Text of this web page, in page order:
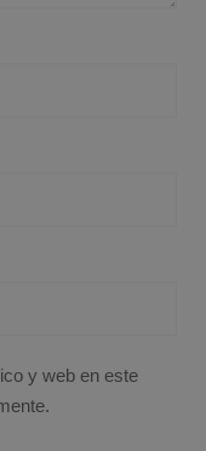
y web en este